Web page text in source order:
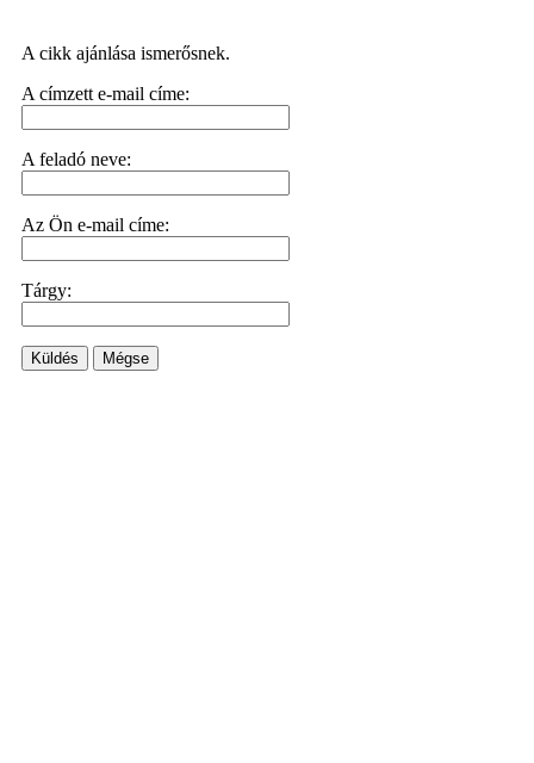
A cikk ajánlása ismerősnek.
A címzett e-mail címe:
A feladó neve:
Az Ön e-mail címe:
Tárgy:
Küldés Mégse